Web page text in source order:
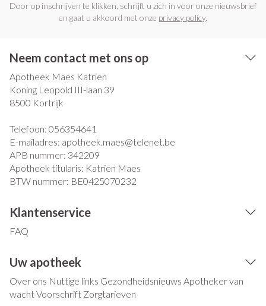
Door op inschrijven te klikken, schrijft u zich in voor onze nieuwsbrief
en gaat u akkoord met onze privacy policy.
Neem contact met ons op
Apotheek Maes Katrien
Koning Leopold III-laan 39
8500 Kortrijk
Telefoon: 056354641
E-mailadres: apotheek.maes@telenet.be
APB nummer: 342209
Apotheek titularis: Katrien Maes
BTW nummer: BE0425070232
Klantenservice
FAQ
Uw apotheek
Over ons Nuttige links Gezondheidsnieuws Apotheker van
wachtVoorschrift Zorgtarieven